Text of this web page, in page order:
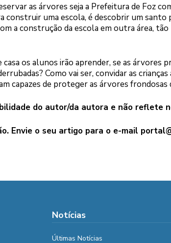
as árvores seja a Prefeitura de Foz
construir uma escola, é descobrir um
a construção da escola em outra área,
os alunos irão aprender, se as árvores
Como vai ser, convidar as
capazes de proteger as árvores frondosas
do autor/da autora e não reflete
Envie o seu artigo para o e-mail
Notícias
Últimas Notícias